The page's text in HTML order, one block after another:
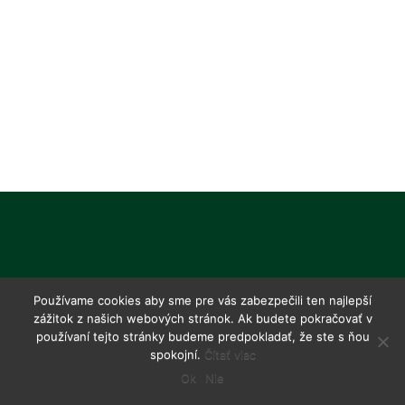
Používame cookies aby sme pre vás zabezpečili ten najlepší
zážitok z našich webových stránok. Ak budete pokračovať v
používaní tejto stránky budeme predpokladať, že ste s ňou
spokojní. Čítať viac
Ok
Nie